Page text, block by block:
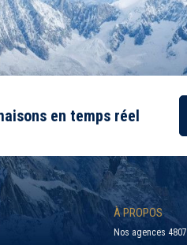
en temps réel
À PROPOS
Nos agences 4807